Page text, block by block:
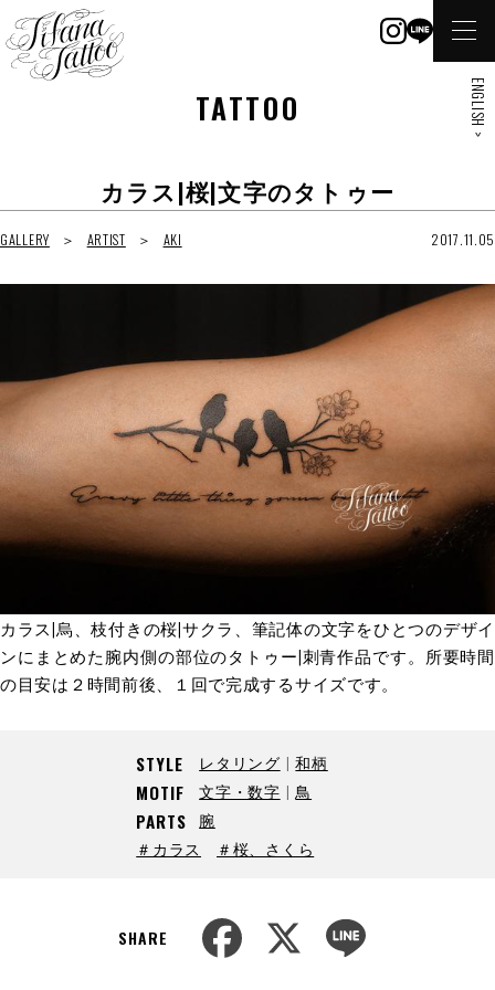
TATTOO
カラス|桜|文字のタトゥー
GALLERY ARTIST AKI 2017.11.05
カラス|烏、枝付きの桜|サクラ、筆記体の文字をひとつのデザイ
ンにまとめた腕内側の部位のタトゥー|刺青作品です。所要時間
の目安は２時間前後、１回で完成するサイズです。
STYLE レタリング 和柄
MOTIF 文字・数字 鳥
PARTS
腕
＃カラス
＃桜、さくら
SHARE
ENGLISH >